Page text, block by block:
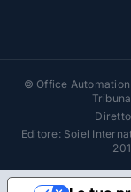
© Office
Editore: Soiel